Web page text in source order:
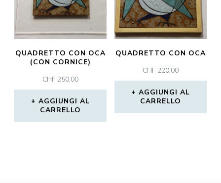
QUADRETTO CON OCA
(CON CORNICE)
CHF 250.00
AGGIUNGI AL
CARRELLO
QUADRETTO CON OCA
CHF220.00
AGGIUNGI AL
CARRELLO